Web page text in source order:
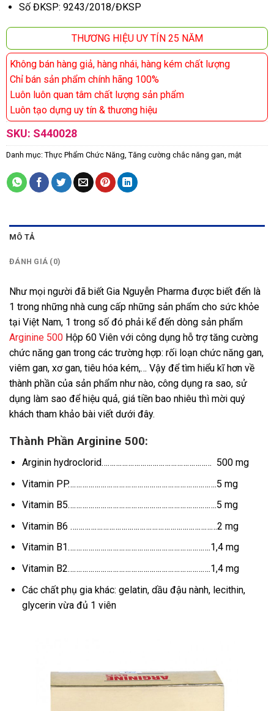
Số ĐKSP: 9243/2018/ĐKSP
THƯƠNG HIỆU UY TÍN 25 NĂM
Không bán hàng giả, hàng nhái, hàng kém chất lượng
Chỉ bán sản phẩm chính hãng 100%
Luôn luôn quan tâm chất lượng sản phẩm
Luôn tạo dựng uy tín & thương hiệu
SKU: S440028
Danh mục: Thực Phẩm Chức Năng, Tăng cường chắc năng gan, mật
MÔ TẢ
ĐÁNH GIÁ (0)
Như mọi người đã biết Gia Nguyễn Pharma được biết đến là
1 trong những nhà cung cấp những sản phẩm cho sức khỏe
tại Việt Nam, 1 trong số đó phải kể đến dòng sản phẩm
Arginine 500 Hộp 60 Viên với công dụng hỗ trợ tăng cường
chức năng gan trong các trường hợp: rối loạn chức năng gan,
viêm gan, xơ gan, tiêu hóa kém,… Vậy để tìm hiểu kĩ hơn về
thành phần của sản phẩm như nào, công dụng ra sao, sử
dụng làm sao để hiệu quả, giá tiền bao nhiêu thì mời quý
khách tham khảo bài viết dưới đây.
Thành Phần Arginine 500:
Arginin hydroclorid……………………………………………… 500 mg
Vitamin PP……………………………………………………………….5 mg
Vitamin B5……………………………………………………………….5 mg
Vitamin B6 ………………………………………………………………2 mg
Vitamin B1…………………………………………………………….1,4 mg
Vitamin B2…………………………………………………………….1,4 mg
Các chất phụ gia khác: gelatin, dầu đậu nành, lecithin,
glycerin vừa đủ 1 viên